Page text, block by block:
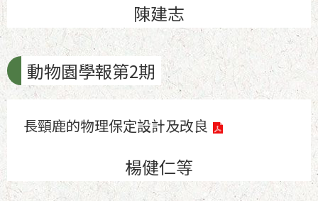
陳建志
動物園學報第2期
長頸鹿的物理保定設計及改良
楊健仁等